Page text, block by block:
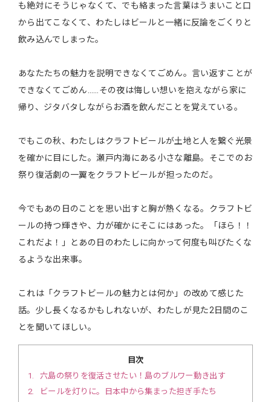
も絶対にそうじゃなくて、でも絡まった言葉はうまいこと口
から出てこなくて、わたしはビールと一緒に反論をごくりと
飲み込んでしまった。
あなたたちの魅力を説明できなくてごめん。言い返すことが
できなくてごめん……その夜は悔しい想いを抱えながら家に
帰り、ジタバタしながらお酒を飲んだことを覚えている。
でもこの秋、わたしはクラフトビールが土地と人を繋ぐ光景
を確かに目にした。瀬戸内海にある小さな離島。そこでのお
祭り復活劇の一翼をクラフトビールが担ったのだ。
今でもあの日のことを思い出すと胸が熱くなる。クラフトビ
ールの持つ輝きや、力が確かにそこにはあった。「ほら！！
これだよ！」とあの日のわたしに向かって何度も叫びたくな
るような出来事。
これは「クラフトビールの魅力とは何か」の改めて感じた
話。少し長くなるかもしれないが、わたしが見た2日間のこ
とを聞いてほしい。
目次
1
六島の祭りを復活させたい！島のブルワー動き出す
2
ビールを灯りに。日本中から集まった担ぎ手たち